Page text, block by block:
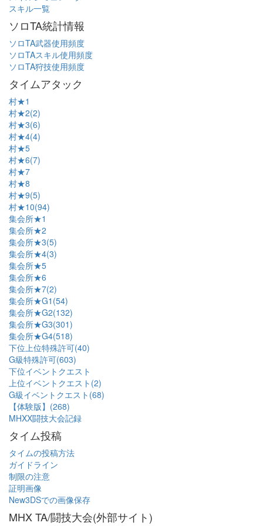
スキル一覧
ソロTA統計情報
ソロTA武器使用頻度
ソロTAスキル使用頻度
ソロTA狩技使用頻度
タイムアタック
村★1
村★2(2)
村★3(6)
村★4(4)
村★5
村★6(7)
村★7
村★8
村★9(5)
村★10(94)
集会所★1
集会所★2
集会所★3(5)
集会所★4(3)
集会所★5
集会所★6
集会所★7(2)
集会所★G1(54)
集会所★G2(132)
集会所★G3(301)
集会所★G4(518)
下位上位特殊許可(40)
G級特殊許可(603)
下位イベントクエスト
上位イベントクエスト(2)
G級イベントクエスト(68)
【体験版】(268)
MHXX闘技大会記録
タイム投稿
タイムの投稿方法
ガイドライン
制限の注意
証明画像
New3DSでの画像保存
MHX TA/闘技大会(外部サイト)